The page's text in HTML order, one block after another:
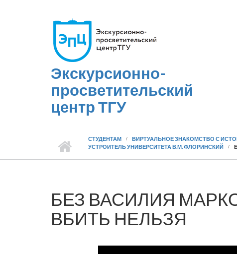
Экскурсионно-
просветительский
центр ТГУ
СТУДЕНТАМ ВИРТУАЛЬНОЕ ЗНАКОМСТВО С
УСТРОИТЕЛЬ УНИВЕРСИТЕТА В.М. ФЛОРИНСКИЙ
БЕЗ ВАСИЛИЯ
ВБИТЬ НЕЛЬЗЯ